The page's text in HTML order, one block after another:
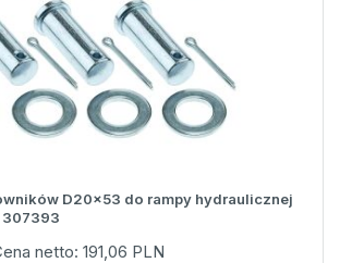
D20x53 do rampy hydraulicznej
307393
netto: 191,06 PLN